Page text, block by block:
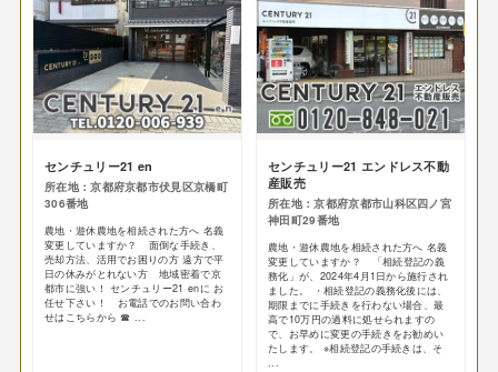
センチュリー21 en
所在地：京都府京都市伏見区京橋町
306番地
農地・遊休農地を相続された方へ 名義
変更していますか？ 面倒な手続き、
売却方法、活用でお困りの方 遠方で平
日の休みがとれない方 地域密着で京
都市に強い！ センチュリー21 enに お
任せ下さい！ お電話でのお問い合わ
せはこちらから ☎ ...
センチュリー21 エンドレス不動
産販売
所在地：京都府京都市山科区四ノ宮
神田町29番地
農地・遊休農地を相続された方へ 名義
変更していますか？ 「相続登記の義
務化」が、2024年4月1日から施行され
ました。 ・相続登記の義務化後には、
期限までに手続きを行わない場合、最
高で10万円の過料に処せられますの
で、お早めに変更の手続きをお勧めい
たします。 ※相続登記の手続きは、そ
...